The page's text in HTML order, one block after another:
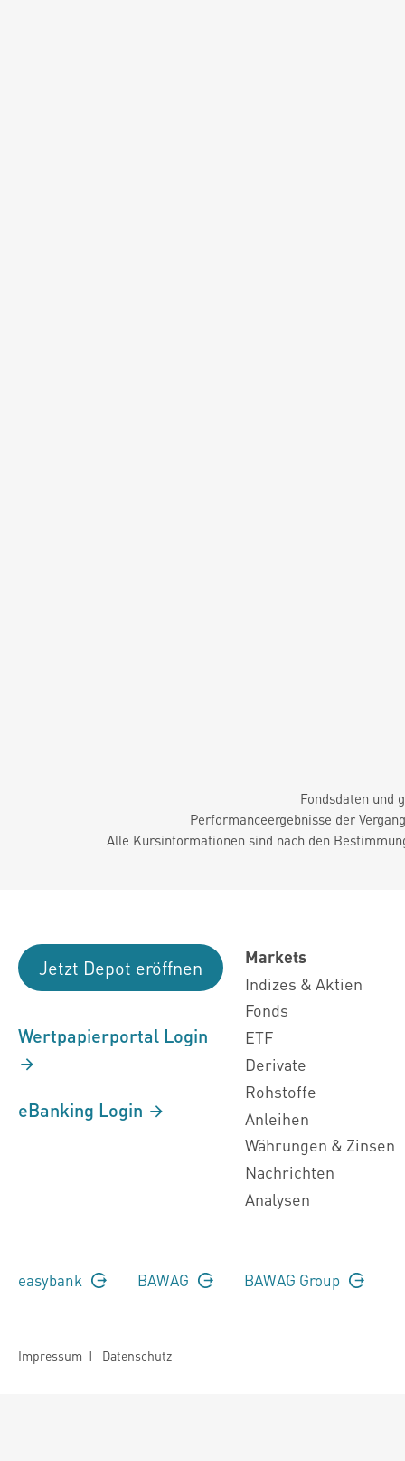
Fondsdaten und
Performanceergebnisse der
Alle Kursinformationen sind nach den
Jetzt Depot eröffnen
Wertpapierportal Login
eBanking Login
Markets
Indizes & Aktien
Fonds
ETF
Derivate
Rohstoffe
Anleihen
Währungen & Zinsen
Nachrichten
Analysen
easybank BAWAG BAWAG Group
Impressum | Datenschutz